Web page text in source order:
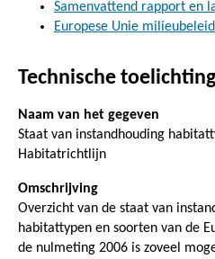
Samenvattend rapport en
Europese Unie milieubeleid
Technische toelichting
Naam van het gegeven
Staat van instandhouding
Habitatrichtlijn
Omschrijving
Overzicht van de staat van
habitattypen en soorten van de
de nulmeting 2006 is zoveel